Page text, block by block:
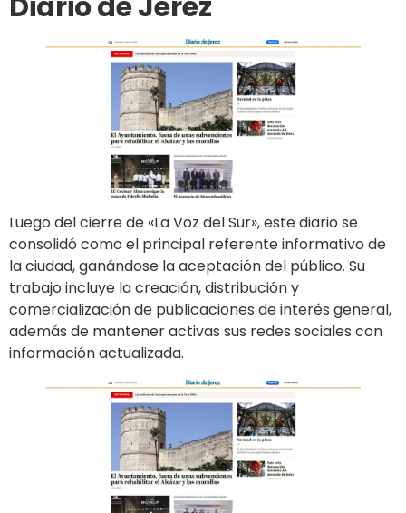
Luego del cierre de «La Voz del Sur», este diario se
consolidó como el principal referente informativo de
la ciudad, ganándose la aceptación del público. Su
trabajo incluye la creación, distribución y
comercialización de publicaciones de interés general,
además de mantener activas sus redes sociales con
información actualizada.